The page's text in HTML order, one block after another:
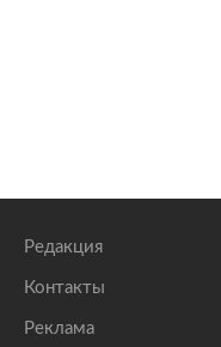
Редакция
Контакты
Реклама